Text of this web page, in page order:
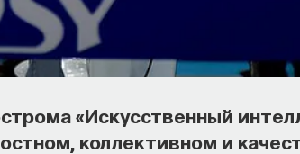
«Искусственный
коллективном и